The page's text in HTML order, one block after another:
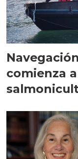
comienza